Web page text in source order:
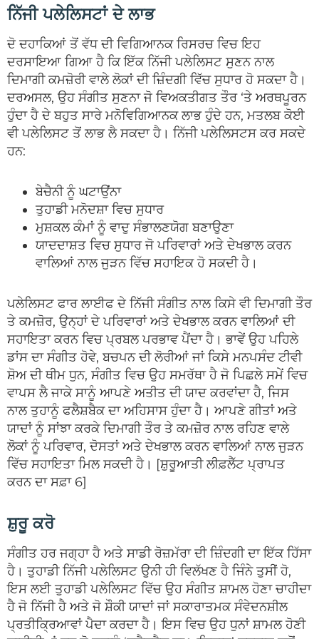
ਨਿੱਜੀ ਪਲੇਲਿਸਟਾਂ ਦੇ ਲਾਭ
ਦੋ ਦਹਾਕਿਆਂ ਤੋਂ ਵੱਧ ਦੀ ਵਿਗਿਆਨਕ ਰਿਸਰਚ ਵਿਚ ਇਹ
ਦਰਸਾਇਆ ਗਿਆ ਹੈ ਕਿ ਇੱਕ ਨਿੱਜੀ ਪਲੇਲਿਸਟ ਸੁਣਨ ਨਾਲ
ਦਿਮਾਗੀ ਕਮਜ਼ੋਰੀ ਵਾਲੇ ਲੋਕਾਂ ਦੀ ਜ਼ਿੰਦਗੀ ਵਿੱਚ ਸੁਧਾਰ ਹੋ ਸਕਦਾ ਹੈ।
ਦਰਅਸਲ, ਉਹ ਸੰਗੀਤ ਸੁਣਨਾ ਜੋ ਵਿਅਕਤੀਗਤ ਤੌਰ ‘ਤੇ ਅਰਥਪੂਰਨ
ਹੁੰਦਾ ਹੈ ਦੇ ਬਹੁਤ ਸਾਰੇ ਮਨੋਵਿਗਿਆਨਕ ਲਾਭ ਹੁੰਦੇ ਹਨ, ਮਤਲਬ ਕੋਈ
ਵੀ ਪਲੇਲਿਸਟ ਤੋਂ ਲਾਭ ਲੈ ਸਕਦਾ ਹੈ। ਨਿੱਜੀ ਪਲੇਲਿਸਟਸ ਕਰ ਸਕਦੇ
ਹਨ:
ਬੇਚੈਨੀ ਨੂੰ ਘਟਾਉਂਨਾ
ਤੁਹਾਡੀ ਮਨੋਦਸ਼ਾ ਵਿਚ ਸੁਧਾਰ
ਮੁਸ਼ਕਲ ਕੰਮਾਂ ਨੂੰ ਵਾਦੁ ਸੰਭਾਲਣਯੋਗ ਬਣਾਉਣਾ
ਯਾਦਦਾਸ਼ਤ ਵਿਚ ਸੁਧਾਰ ਜੋ ਪਰਿਵਾਰਾਂ ਅਤੇ ਦੇਖਭਾਲ ਕਰਨ
ਵਾਲਿਆਂ ਨਾਲ ਜੁੜਨ ਵਿੱਚ ਸਹਾਇਕ ਹੋ ਸਕਦੀ ਹੈ।
ਪਲੇਲਿਸਟ ਫਾਰ ਲਾਈਫ ਦੇ ਨਿੱਜੀ ਸੰਗੀਤ ਨਾਲ ਕਿਸੇ ਵੀ ਦਿਮਾਗੀ ਤੌਰ
ਤੇ ਕਮਜ਼ੋਰ, ਉਨ੍ਹਾਂ ਦੇ ਪਰਿਵਾਰਾਂ ਅਤੇ ਦੇਖਭਾਲ ਕਰਨ ਵਾਲਿਆਂ ਦੀ
ਸਹਾਇਤਾ ਕਰਨ ਵਿਚ ਪ੍ਰਬਲ ਪਰਭਾਵ ਪੈਂਦਾ ਹੈ। ਭਾਵੇਂ ਉਹ ਪਹਿਲੇ
ਡਾਂਸ ਦਾ ਸੰਗੀਤ ਹੋਵੇ, ਬਚਪਨ ਦੀ ਲੋਰੀਆਂ ਜਾਂ ਕਿਸੇ ਮਨਪਸੰਦ ਟੀਵੀ
ਸ਼ੋਅ ਦੀ ਥੀਮ ਧੁਨ, ਸੰਗੀਤ ਵਿਚ ਉਹ ਸਮਰੱਥਾ ਹੈ ਜੋ ਪਿਛਲੇ ਸਮੇਂ ਵਿਚ
ਵਾਪਸ ਲੈ ਜਾਕੇ ਸਾਨੂੰ ਆਪਣੇ ਅਤੀਤ ਦੀ ਯਾਦ ਕਰਵਾਂਦਾ ਹੈ, ਜਿਸ
ਨਾਲ ਤੁਹਾਨੂੰ ਫਲੈਸ਼ਬੈਕ ਦਾ ਅਹਿਸਾਸ ਹੁੰਦਾ ਹੈ। ਆਪਣੇ ਗੀਤਾਂ ਅਤੇ
ਯਾਦਾਂ ਨੂੰ ਸਾਂਝਾ ਕਰਕੇ ਦਿਮਾਗੀ ਤੌਰ ਤੇ ਕਮਜ਼ੋਰ ਨਾਲ ਰਹਿਣ ਵਾਲੇ
ਲੋਕਾਂ ਨੂੰ ਪਰਿਵਾਰ, ਦੋਸਤਾਂ ਅਤੇ ਦੇਖਭਾਲ ਕਰਨ ਵਾਲਿਆਂ ਨਾਲ ਜੁੜਨ
ਵਿੱਚ ਸਹਾਇਤਾ ਮਿਲ ਸਕਦੀ ਹੈ। [ਸ਼ੁਰੂਆਤੀ ਲੀਫ਼ਲੈੱਟ ਪ੍ਰਾਪਤ
ਕਰਨ ਦਾ ਸਫ਼ਾ 6]
ਸ਼ੁਰੂ ਕਰੋ
ਸੰਗੀਤ ਹਰ ਜਗ੍ਹਾ ਹੈ ਅਤੇ ਸਾਡੀ ਰੋਜ਼ਮੱਰਾ ਦੀ ਜ਼ਿੰਦਗੀ ਦਾ ਇੱਕ ਹਿੱਸਾ
ਹੈ। ਤੁਹਾਡੀ ਨਿੱਜੀ ਪਲੇਲਿਸਟ ਉਨੀ ਹੀ ਵਿਲੱਖਣ ਹੈ ਜਿੰਨੇ ਤੁਸੀਂ ਹੋ,
ਇਸ ਲਈ ਤੁਹਾਡੀ ਪਲੇਲਿਸਟ ਵਿੱਚ ਉਹ ਸੰਗੀਤ ਸ਼ਾਮਲ ਹੋਣਾ ਚਾਹੀਦਾ
ਹੈ ਜੋ ਨਿੱਜੀ ਹੈ ਅਤੇ ਜੋ ਸ਼ੌਕੀ ਯਾਦਾਂ ਜਾਂ ਸਕਾਰਾਤਮਕ ਸੰਵੇਦਨਸ਼ੀਲ
ਪ੍ਰਤੀਕ੍ਰਿਆਵਾਂ ਪੈਦਾ ਕਰਦਾ ਹੈ। ਇਸ ਵਿਚ ਉਹ ਧੁਨਾਂ ਸ਼ਾਮਲ ਹੋਣੀ